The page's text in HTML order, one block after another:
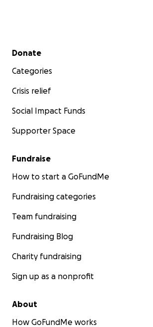
Secondary menu
Donate
Categories
Crisis relief
Social Impact Funds
Supporter Space
Fundraise
How to start a GoFundMe
Fundraising categories
Team fundraising
Fundraising Blog
Charity fundraising
Sign up as a nonprofit
About
How GoFundMe works